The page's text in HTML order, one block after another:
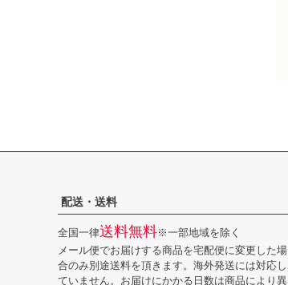
配送・送料
全国一律送料無料※一部地域を除く
メール便でお届けする商品を宅配便に変更した場
合のみ別途送料を頂きます。海外発送には対応し
ていません。お届けにかかる日数は商品により異